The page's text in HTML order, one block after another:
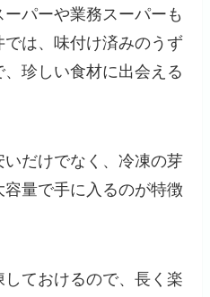
パーや業務スーパーも
は、味付け済みのうず
珍しい食材に出会える
だけでなく、冷凍の芽
量で手に入るのが特徴
ておけるので、長く楽